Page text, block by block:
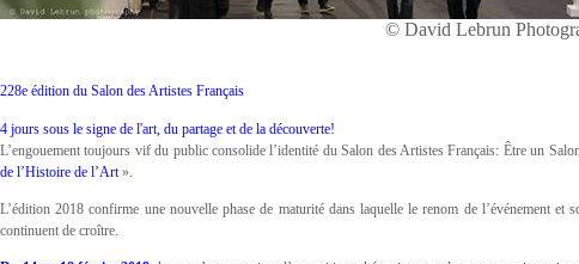
© David Lebrun
228e édition du Salon des Artistes Français
4 jours sous le signe de l'art, du partage et de la découverte!
L’engouement toujours vif du public consolide l’identité du Salon des Artistes Français: Être un
de l’Histoire de l’Art ».
L’édition 2018 confirme une nouvelle phase de maturité dans laquelle le renom de l’événement
continuent de croître.